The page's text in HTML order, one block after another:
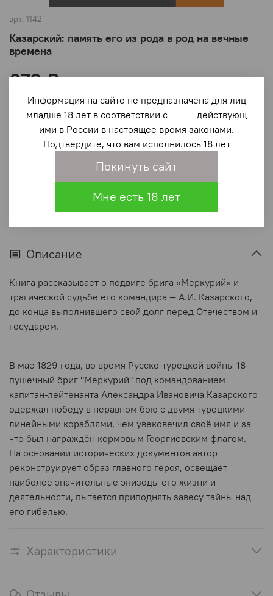
арт. 1142
Казарский: память его из рода в род на вечные
времена
(0) В избранное
670 ₽
В корзину
Описание
Книга рассказывает о подвиге брига «Меркурий» и
трагической судьбе его командира — А.И. Казарского,
до конца выполнившего свой долг перед Отечеством и
государем.
В мае 1829 года, во время Русско-турецкой войны 18-
пушечный бриг "Меркурий" под командованием
капитан-лейтенанта Александра Ивановича Казарского
одержал победу в неравном бою с двумя турецкими
линейными кораблями, чем увековечил своё имя и за
что был награждён кормовым Георгиевским флагом.
На основании исторических документов автор
реконструирует образ главного героя, освещает
наиболее значительные эпизоды его жизни и
деятельности, пытается приподнять завесу тайны над
его гибелью.
Характеристики
Информация на сайте не предназначена для лиц
младше 18 лет в соответствии с действующ
ими в России в настоящее время законами.
Подтвердите, что вам исполнилось 18 лет
Покинуть сайт
Мне есть 18 лет